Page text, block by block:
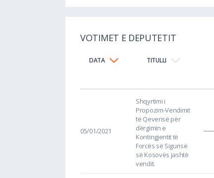
VOTIMET E DEPUTETIT
DATA TITULLI
05/01/2021
Shqyrtimi i
Propozim-Vendimit
të Qeverisë për
dërgimin e
Kontingjentit të
Forcës së Sigurisë
së Kosovës jashtë
vendit.